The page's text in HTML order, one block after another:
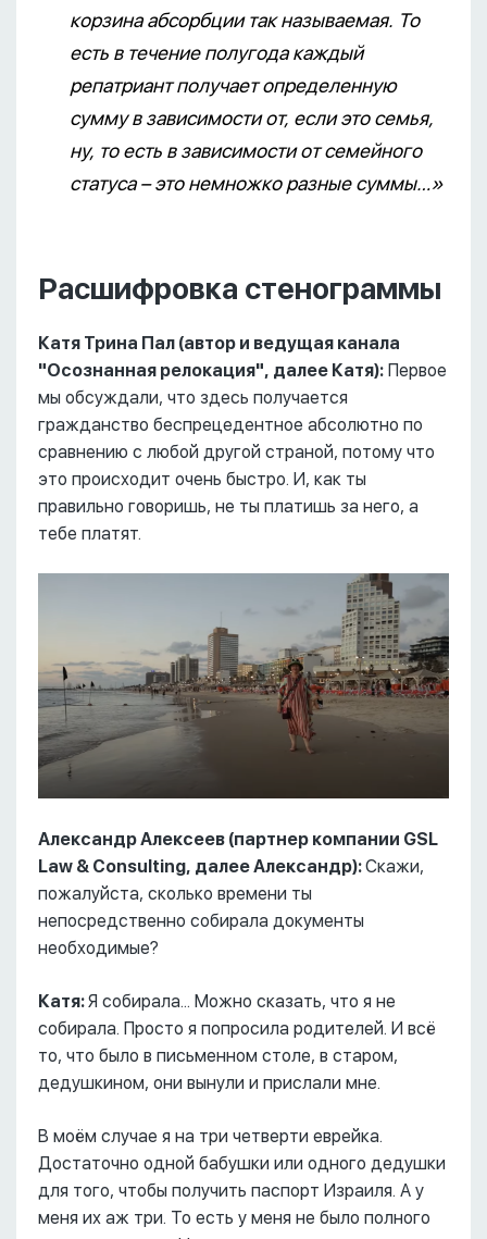
корзина абсорбции так называемая. То
есть в течение полугода каждый
репатриант получает определенную
сумму в зависимости от, если это семья,
ну, то есть в зависимости от семейного
статуса – это немножко разные суммы…»
Расшифровка стенограммы
Катя Трина Пал (автор и ведущая канала
"Осознанная релокация", далее Катя): Первое
мы обсуждали, что здесь получается
гражданство беспрецедентное абсолютно по
сравнению с любой другой страной, потому что
это происходит очень быстро. И, как ты
правильно говоришь, не ты платишь за него, а
тебе платят.
Александр Алексеев (партнер компании GSL
Law & Consulting, далее Александр):Скажи,
пожалуйста, сколько времени ты
непосредственно собирала документы
необходимые?
Катя:Я собирала... Можно сказать, что я не
собирала. Просто я попросила родителей. И всё
то, что было в письменном столе, в старом,
дедушкином, они вынули и прислали мне.
В моём случае я на три четверти еврейка.
Достаточно одной бабушки или одного дедушки
для того, чтобы получить паспорт Израиля. А у
меня их аж три. То есть у меня не было полного